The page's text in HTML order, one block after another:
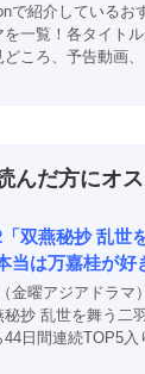
で紹介しているお
を一覧！各タイト
どころ、予告動画
んだ方にオ
双燕秘抄 乱世
当は万嘉桂が好
金曜アジアドラマ
秘抄 乱世を舞う二
44日間連続TOP5入